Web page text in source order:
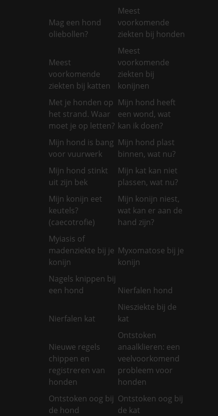
Mag een hond
oliebollen?
Meest
voorkomende
ziekten bij honden
Meest
voorkomende
ziekten bij katten
Meest
voorkomende
ziekten bij
konijnen
Met je honden op
het strand. Waar
moet je op letten?
Mijn hond heeft
een wond, wat
kan ik doen?
Mijn hond is bang
voor vuurwerk
Mijn hond plast
binnen, wat nu?
Mijn hond stinkt
uit zijn bek
Mijn kat kan niet
plassen, wat nu?
Mijn konijn eet
keutels?
(caecotrofie)
Mijn konijn niest,
wat kan er aan de
hand zijn?
Myiasis of
madenziekte bij je
konijn
Myxomatose bij je
konijn
Nagels knippen bij
een hond
Nierfalen hond
Nierfalen kat
Niesziekte bij de
kat
Nieuwe regels
chippen en
registreren van
honden
Ontstoken
anaalklieren: een
veelvoorkomend
probleem voor
honden
Ontstoken oog bij
de hond
Ontstoken oog bij
de kat